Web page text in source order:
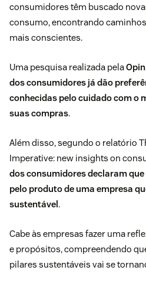
consumidores têm buscado
consumo, encontrando
mais conscientes.
Uma pesquisa realizada pela
dos consumidores já dão
conhecidas pelo cuidado com o
suas compras.
Além disso, segundo o relatório
Imperative: new insights on
dos consumidores declaram
pelo produto de uma empresa
sustentável.
Cabe às empresas fazer uma
e propósitos, compreendendo
pilares sustentáveis vai se